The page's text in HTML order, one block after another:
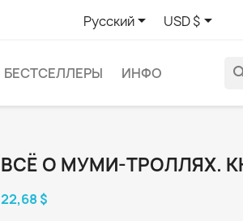
Русский USD $
БЕСТСЕЛЛЕРЫ ИНФО
ВСЁ О МУМИ-ТРОЛЛЯХ.
22,68 $